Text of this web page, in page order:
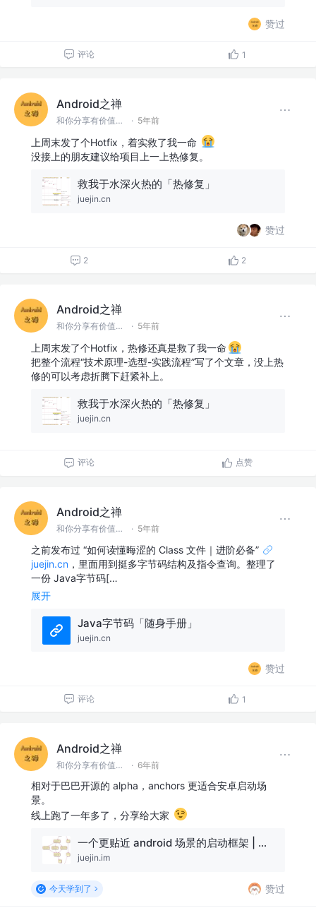
赞过
评论 1
Android之禅
和你分享有价值有思考的技术文章 @微信 Ming_Lyan · 5年前
上周末发了个Hotfix，着实救了我一命
没接上的朋友建议给项目上一上热修复。
救我于水深火热的「热修复」
juejin.cn
赞过
2 2
Android之禅
和你分享有价值有思考的技术文章 @微信 Ming_Lyan · 5年前
上周末发了个Hotfix，热修还真是救了我一命
把整个流程“技术原理-选型-实践流程”写了个文章，没上热
修的可以考虑折腾下赶紧补上。
救我于水深火热的「热修复」
juejin.cn
评论 点赞
Android之禅
和你分享有价值有思考的技术文章 @微信 Ming_Lyan · 5年前
之前发布过 “如何读懂晦涩的 Class 文件｜进阶必备”
juejin.cn ，里面用到挺多字节码结构及指令查询。整理了
一份 Java字节码[…
展开
Java字节码「随身手册」
juejin.cn
赞过
评论 1
Android之禅
和你分享有价值有思考的技术文章 @微信 Ming_Lyan · 6年前
相对于巴巴开源的 alpha，anchors 更适合安卓启动场
景。
线上跑了一年多了，分享给大家
一个更贴近 android 场景的启动框架 | Anchors
juejin.im
今天学到了 赞过